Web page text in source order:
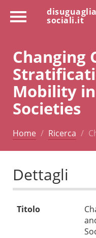
sociali.it
Changing
Mobility
Societies
Home Ricerca
Dettagli
Titolo